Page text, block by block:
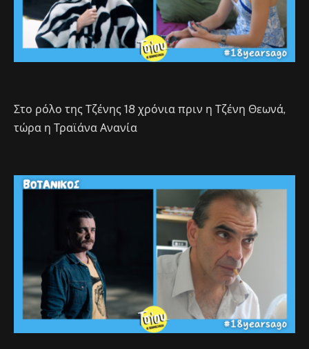
Στο ρόλο της Τζένης 18 χρόνια πριν η Τζένη Θεωνά,
τώρα η Τραϊάνα Ανανία